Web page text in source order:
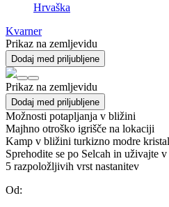
Hrvaška
Kvarner
Prikaz na zemljevidu
Dodaj med priljubljene
Prikaz na zemljevidu
Dodaj med priljubljene
Možnosti potapljanja v bližini
Majhno otroško igrišče na lokaciji
Kamp v bližini turkizno modre
Sprehodite se po Selcah in uživajte v
5 razpoložljivih vrst nastanitev
Od: